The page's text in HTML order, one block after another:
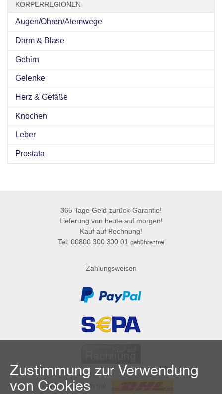
KÖRPERREGIONEN
Augen/Ohren/Atemwege
Darm & Blase
Gehirn
Gelenke
Herz & Gefäße
Knochen
Leber
Prostata
365 Tage Geld-zurück-Garantie!
Lieferung von heute auf morgen!
Kauf auf Rechnung!
Tel: 00800 300 300 01 gebührenfrei
Zahlungsweisen
Wir versenden mit
Zustimmung zur Verwendung
von Cookies